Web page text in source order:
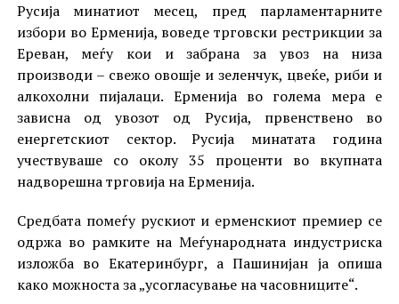
Русија минатиот месец, пред парламентарните
избори во Ерменија, воведе трговски рестрикции за
Ереван, меѓу кои и забрана за увоз на низа
производи – свежо овошје и зеленчук, цвеќе, риби и
алкохолни пијалаци. Ерменија во голема мера е
зависна од увозот од Русија, првенствено во
енергетскиот сектор. Русија минатата година
учествуваше со околу 35 проценти во вкупната
надворешна трговија на Ерменија.
Средбата помеѓу рускиот и ерменскиот премиер се
одржа во рамките на Меѓународната индустриска
изложба во Екатеринбург, а Пашинијан ја опиша
како можноста за „усогласување на часовниците“.